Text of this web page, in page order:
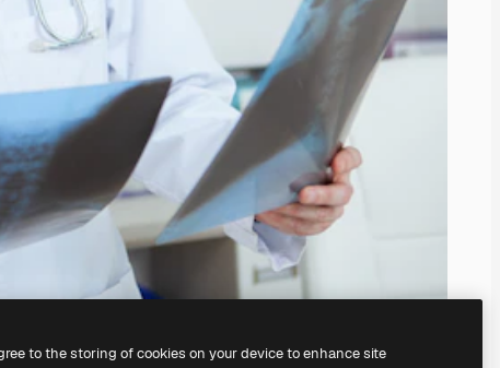
to the storing of cookies on your device to enhance site